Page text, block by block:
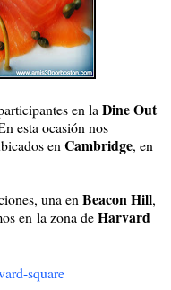
en la Dine Out
esta ocasión nos
en Cambridge, en
una en Beacon Hill,
en la zona deHarvard
square